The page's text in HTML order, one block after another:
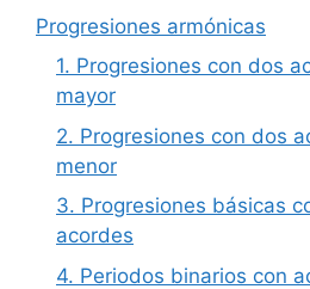
Progresiones armónicas
1. Progresiones con dos
mayor
2. Progresiones con dos
menor
3. Progresiones básicas
acordes
4. Periodos binarios con